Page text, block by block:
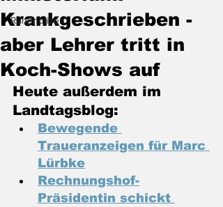
Randnotizen
Krankgeschrieben -
aber Lehrer tritt in
Koch-Shows auf
Heute außerdem im
Landtagsblog:
Bewegende
Traueranzeigen für Marc
Lürbke
Rechnungshof-
Präsidentin schickt